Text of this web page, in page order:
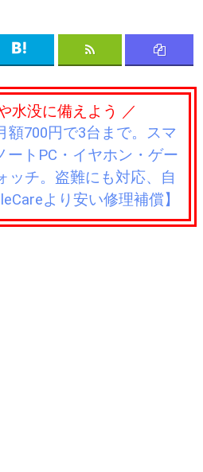
水没に備えよう ／
額700円で3台まで。スマ
ートPC・イヤホン・ゲー
ッチ。盗難にも対応、自
より安い修理補償】